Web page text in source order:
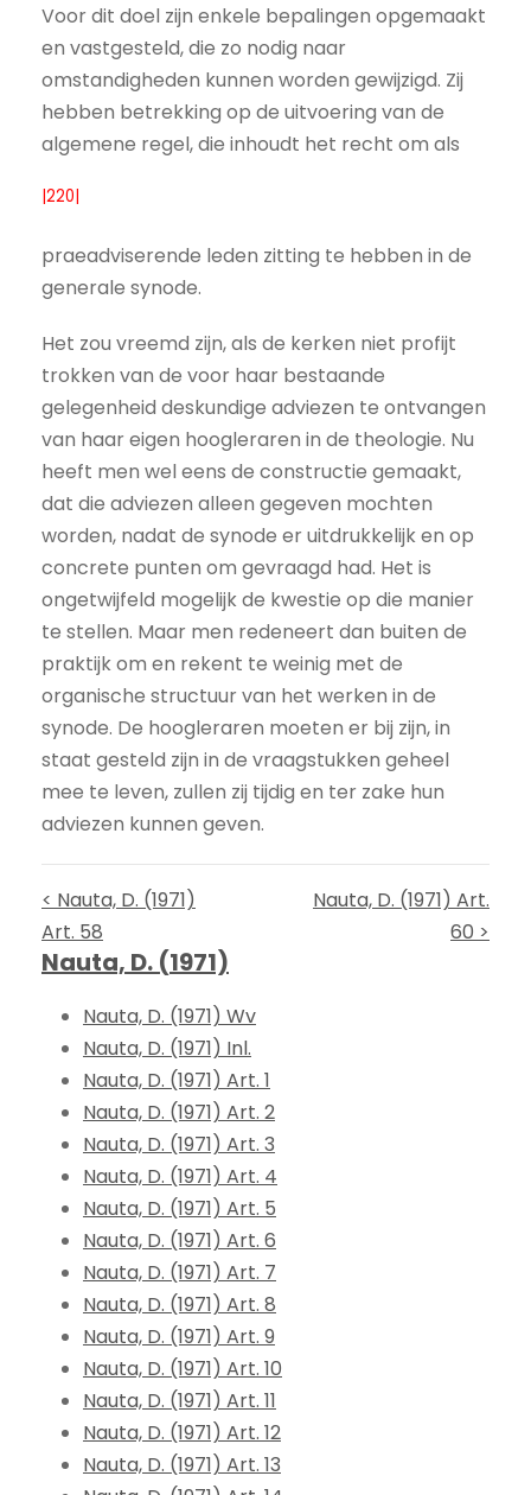
Voor dit doel zijn enkele bepalingen opgemaakt
en vastgesteld, die zo nodig naar
omstandigheden kunnen worden gewijzigd. Zij
hebben betrekking op de uitvoering van de
algemene regel, die inhoudt het recht om als
|220|
praeadviserende leden zitting te hebben in de
generale synode.
Het zou vreemd zijn, als de kerken niet profijt
trokken van de voor haar bestaande
gelegenheid deskundige adviezen te ontvangen
van haar eigen hoogleraren in de theologie. Nu
heeft men wel eens de constructie gemaakt,
dat die adviezen alleen gegeven mochten
worden, nadat de synode er uitdrukkelijk en op
concrete punten om gevraagd had. Het is
ongetwijfeld mogelijk de kwestie op die manier
te stellen. Maar men redeneert dan buiten de
praktijk om en rekent te weinig met de
organische structuur van het werken in de
synode. De hoogleraren moeten er bij zijn, in
staat gesteld zijn in de vraagstukken geheel
mee te leven, zullen zij tijdig en ter zake hun
adviezen kunnen geven.
< Nauta, D. (1971)
Art. 58
Nauta, D. (1971) Art.
60 >
Nauta, D. (1971)
Nauta, D. (1971) Wv
Nauta, D. (1971) Inl.
Nauta, D. (1971) Art. 1
Nauta, D. (1971) Art. 2
Nauta, D. (1971) Art. 3
Nauta, D. (1971) Art. 4
Nauta, D. (1971) Art. 5
Nauta, D. (1971) Art. 6
Nauta, D. (1971) Art. 7
Nauta, D. (1971) Art. 8
Nauta, D. (1971) Art. 9
Nauta, D. (1971) Art. 10
Nauta, D. (1971) Art. 11
Nauta, D. (1971) Art. 12
Nauta, D. (1971) Art. 13